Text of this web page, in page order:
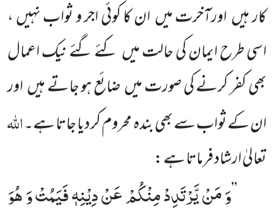
کار ہیں اورآخرت میں ان کا کوئی اجر و ثواب نہیں ،
اسی طرح ایمان کی حالت میں کئے گئے نیک اعمال
بھی کفر کرنے کی صورت میں ضائع ہو جاتے ہیں اور
ان کے ثواب سے بھی بندہ محروم کر دیا جاتا ہے۔اللہ
تعالیٰ ارشاد فرماتا ہے :
’’وَ مَنْ یَّرْتَدِدْ مِنْكُمْ عَنْ دِیْنِهٖ فَیَمُتْ وَ هُوَ